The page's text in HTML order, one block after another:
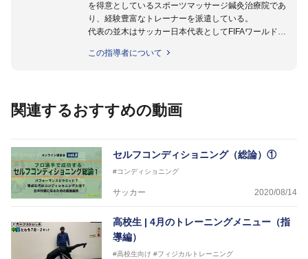
を得意としているスポーツマッサージ鍼灸治療院であ
り、経験豊富なトレーナーを派遣している。
代表の並木はサッカー日本代表としてFIFAワールドカ
のほかU-23日本代表のアスレティックトレーナーと
世代のサッカーを中心に、WJBL、社会人ラグビー、
を派遣している。
さらには講演会やセミナー、専門学校などの教育機関
に講師を派遣するなど後進育成にも力を入れている。
「一人一人の健康な人生をサポートする」を企業理念
として掲げ、世の中の人々の『健康』をあらゆる方向
からサポートし、一人一人の「楽しく、豊かに、生き
生きと」生きる、そんな『健康な人生』をサポートし
ている。
この指導者について
関連するおすすめの動画
セルフコンディショニング（総論）①
#コンディショニング
サッカー 2020/08/14
高校生 | 4月のトレーニングメニュー（指
導編）
#高校生向け #フィジカルトレーニング